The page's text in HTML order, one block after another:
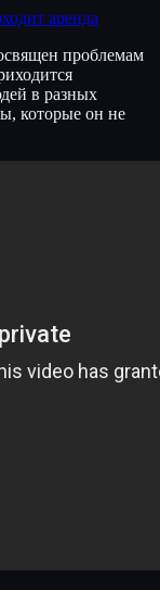
аренда
проблемам
в разных
которые он не